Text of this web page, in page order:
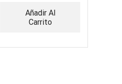
Añadir Al
Carrito